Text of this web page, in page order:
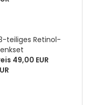
teiliges Retinol-
49,00 EUR